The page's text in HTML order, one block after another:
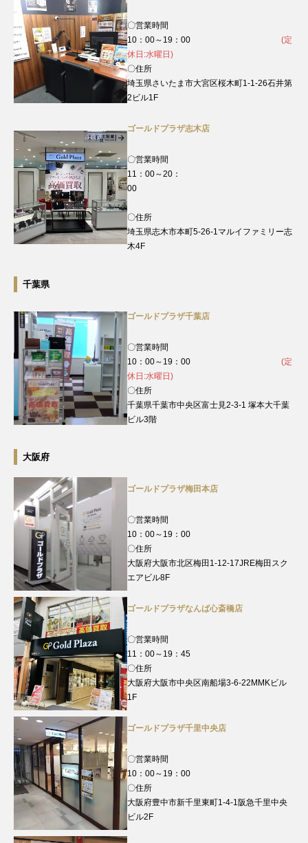
〇営業時間
10：00～19：00 (定
休日:水曜日)
〇住所
埼玉県さいたま市大宮区桜木町1-1-26石井第
2ビル1F
ゴールドプラザ志木店
〇営業時間
11：00～20：
00
〇住所
埼玉県志木市本町5-26-1マルイファミリー志
木4F
千葉県
ゴールドプラザ千葉店
〇営業時間
10：00～19：00 (定
休日:水曜日)
〇住所
千葉県千葉市中央区富士見2-3-1 塚本大千葉
ビル3階
大阪府
ゴールドプラザ梅田本店
〇営業時間
10：00～19：00
〇住所
大阪府大阪市北区梅田1-12-17JRE梅田スク
エアビル8F
ゴールドプラザなんば心斎橋店
〇営業時間
11：00～19：45
〇住所
大阪府大阪市中央区南船場3-6-22MMKビル
1F
ゴールドプラザ千里中央店
〇営業時間
10：00～19：00
〇住所
大阪府豊中市新千里東町1-4-1阪急千里中央
ビル2F